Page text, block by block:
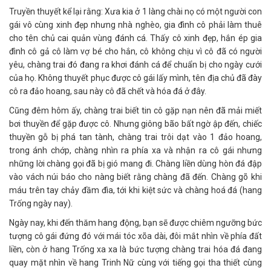
Truyền thuyết kể lại rằng: Xưa kia ở 1 làng chài nọ có một người con
gái vô cùng xinh đẹp nhưng nhà nghèo, gia đình cô phải làm thuê
cho tên chủ cai quản vùng đánh cá. Thấy cô xinh đẹp, hắn ép gia
đình cô gả cô làm vợ bé cho hắn, cô không chịu vì cô đã có người
yêu, chàng trai đó đang ra khơi đánh cá để chuẩn bị cho ngày cưới
của họ. Không thuyết phục được cô gái lấy mình, tên địa chủ đã đày
cô ra đảo hoang, sau này cô đã chết và hóa đá ở đây.
Cũng đêm hôm ấy, chàng trai biết tin cô gặp nạn nên đã mải miết
bơi thuyền để gặp được cô. Nhưng giông bão bất ngờ ập đến, chiếc
thuyền gỗ bị phá tan tành, chàng trai trôi dạt vào 1 đảo hoang,
trong ánh chớp, chàng nhìn ra phía xa và nhận ra cô gái nhưng
những lời chàng gọi đã bị gió mang đi. Chàng liền dùng hòn đá đập
vào vách núi báo cho nàng biết rằng chàng đã đến. Chàng gõ khi
máu trên tay chảy đầm đìa, tới khi kiệt sức và chàng hoá đá (hang
Trống ngày nay).
Ngày nay, khi đến thăm hang động, bạn sẽ được chiêm ngưỡng bức
tượng cô gái đứng đó với mái tóc xõa dài, đôi mắt nhìn về phía đất
liền, còn ở hang Trống xa xa là bức tượng chàng trai hóa đá đang
quay mặt nhìn về hang Trinh Nữ cùng với tiếng gọi tha thiết cùng